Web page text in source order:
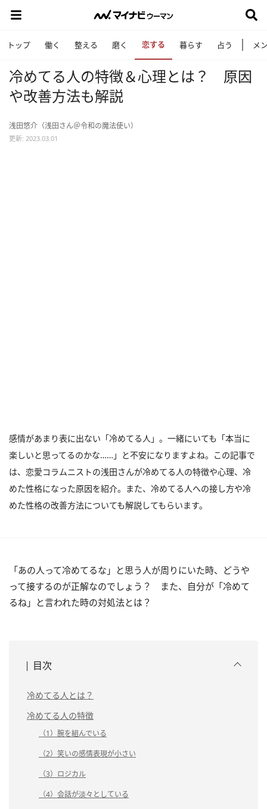
トップ 働く 整える 磨く 恋する 暮らす 占う メ
冷めてる人の特徴＆心理とは？ 原因
や改善方法も解説
浅田悠介（浅田さん＠令和の魔法使い）
更新: 2023.03.01
感情があまり表に出ない「冷めてる人」。一緒にいても「本当に
楽しいと思ってるのかな……」と不安になりますよね。この記事で
は、恋愛コラムニストの浅田さんが冷めてる人の特徴や心理、冷
めた性格になった原因を紹介。また、冷めてる人への接し方や冷
めた性格の改善方法についても解説してもらいます。
「あの人って冷めてるな」と思う人が周りにいた時、どうや
って接するのが正解なのでしょう？ また、自分が「冷めて
るね」と言われた時の対処法とは？
目次
冷めてる人とは？
冷めてる人の特徴
（1）腕を組んでいる
（2）笑いの感情表現が小さい
（3）ロジカル
（4）会話が淡々としている